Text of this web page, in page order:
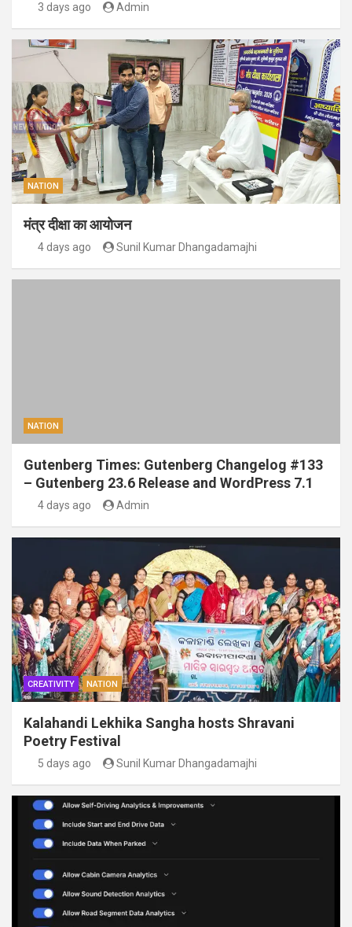
3 days ago Admin
NATION
मंत्र दीक्षा का आयोजन
4 days ago Sunil Kumar Dhangadamajhi
NATION
Gutenberg Times: Gutenberg Changelog #133
– Gutenberg 23.6 Release and WordPress 7.1
4 days ago Admin
CREATIVITY NATION
Kalahandi Lekhika Sangha hosts Shravani
Poetry Festival
5 days ago Sunil Kumar Dhangadamajhi